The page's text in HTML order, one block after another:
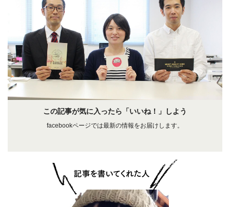
この記事が気に入ったら「いいね！」しよう
facebookページでは最新の情報をお届けします。